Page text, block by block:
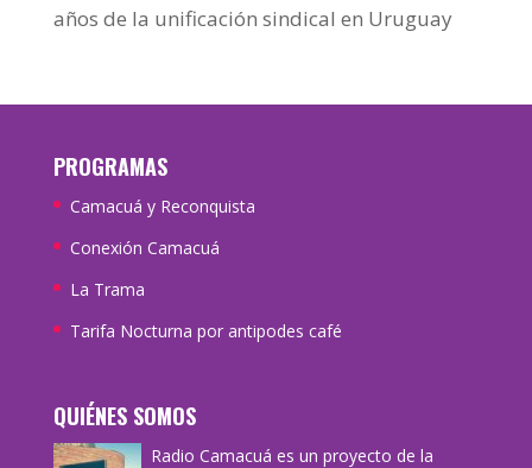
años de la unificación sindical en Uruguay
PROGRAMAS
Camacuá y Reconquista
Conexión Camacuá
La Trama
Tarifa Nocturna por antipodes café
QUIÉNES SOMOS
Radio Camacuá es un proyecto de la